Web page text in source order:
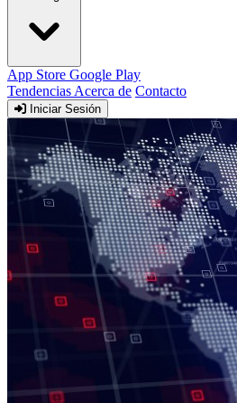
App Store Google Play
Tendencias Acerca de Contacto
Iniciar Sesión